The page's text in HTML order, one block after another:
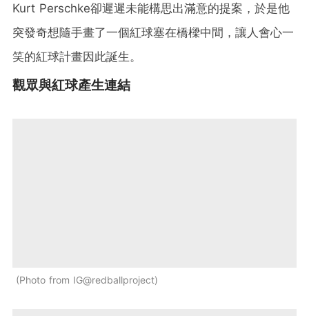
Kurt Perschke卻遲遲未能構思出滿意的提案，於是他
突發奇想隨手畫了一個紅球塞在橋樑中間，讓人會心一
笑的紅球計畫因此誕生。
觀眾與紅球產生連結
Photo from IG@redballproject